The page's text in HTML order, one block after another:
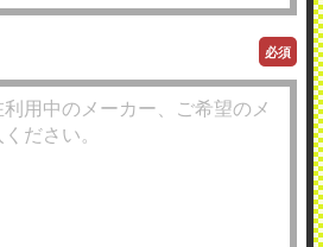
必須